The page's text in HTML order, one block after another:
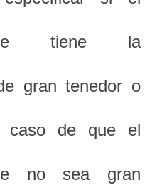
tiene la
gran tenedor o
de que el
no sea gran